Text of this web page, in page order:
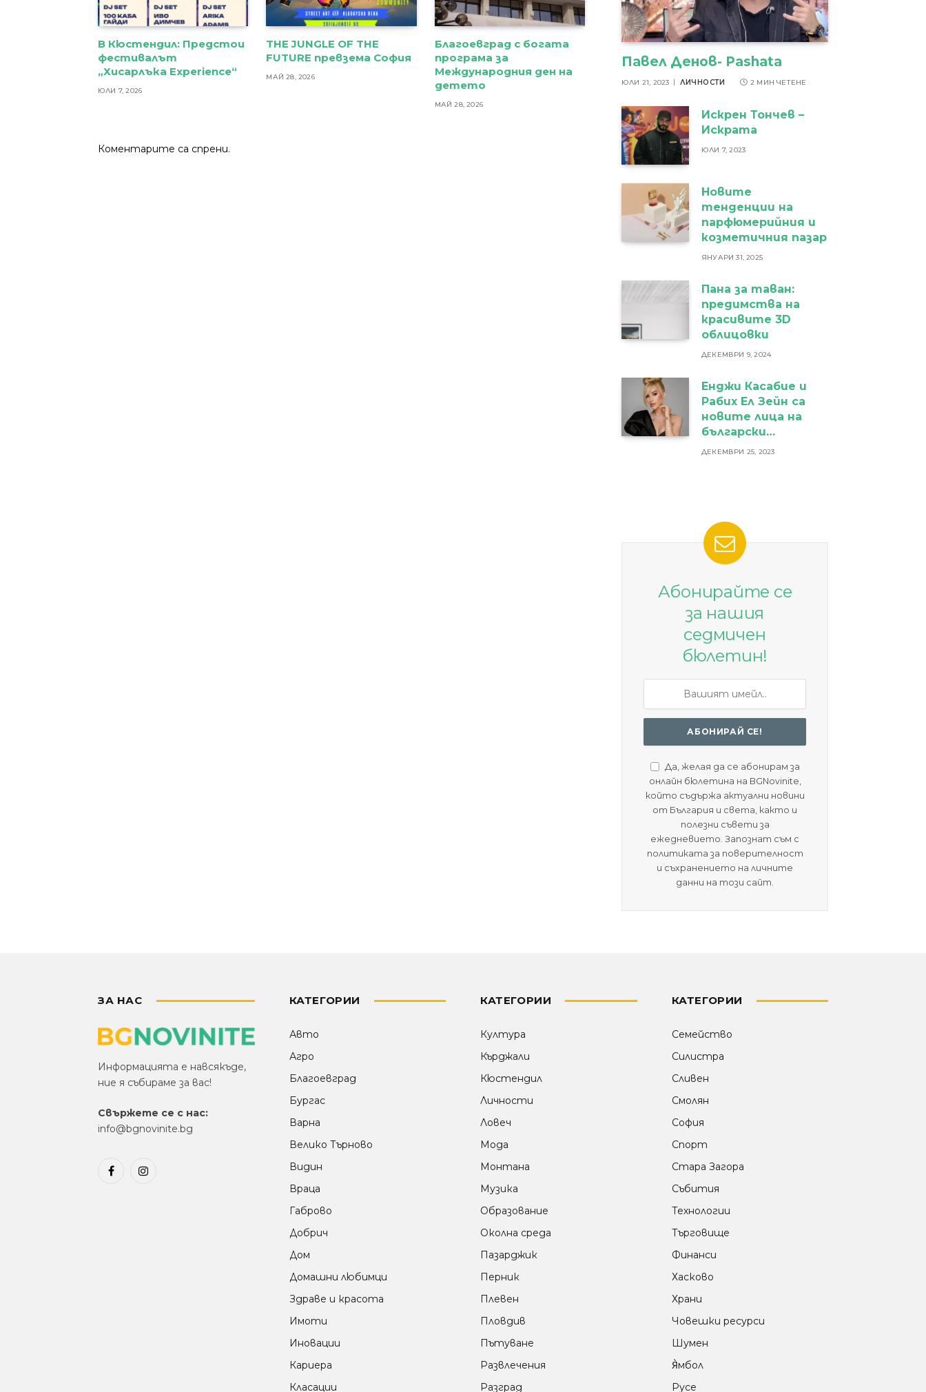
В Кюстендил: Предстои
фестивалът
„Хисарлъка Experience“
ЮЛИ 7, 2026
THE JUNGLE OF THE
FUTURE превзема София
МАЙ 28, 2026
Благоевград с богата
програма за
Международния ден на
детето
МАЙ 28, 2026
Коментарите са спрени.
Павел Денов- Pashata
ЮЛИ 21, 2023 ЛИЧНОСТИ 2 МИН ЧЕТЕНЕ
Искрен Тончев –
Искрата
ЮЛИ 7, 2023
Новите
тенденции на
парфюмерийния и
козметичния пазар
ЯНУАРИ 31, 2025
Пана за таван:
предимства на
красивите 3D
облицовки
ДЕКЕМВРИ 9, 2024
Енджи Касабие и
Рабих Ел Зейн са
новите лица на
български
бижутериен бранд
ДЕКЕМВРИ 25, 2023
Абонирайте се
за нашия
седмичен
бюлетин!
Да, желая да се абонирам за
онлайн бюлетина на BGNovinite,
който съдържа актуални новини
от България и света, както и
полезни съвети за
ежедневието. Запознат съм с
политиката за поверителност
и съхранението на личните
данни на този сайт.
ЗА НАС
Информацията е навсякъде,
ние я събираме за вас!
Свържете се с нас:
info@bgnovinite.bg
FacebookInstagram
КАТЕГОРИИ
Авто
Агро
Благоевград
Бургас
Варна
Велико Търново
Видин
Враца
Габрово
Добрич
Дом
Домашни любимци
Здраве и красота
Имоти
Иновации
Кариера
Класации
КАТЕГОРИИ
Култура
Кърджали
Кюстендил
Личности
Ловеч
Мода
Монтана
Музика
Образование
Околна среда
Пазарджик
Перник
Плевен
Пловдив
Пътуване
Развлечения
Разград
КАТЕГОРИИ
Семейство
Силистра
Сливен
Смолян
София
Спорт
Стара Загора
Събития
Технологии
Търговище
Финанси
Хасково
Храни
Човешки ресурси
Шумен
Я̀мбол
Русе